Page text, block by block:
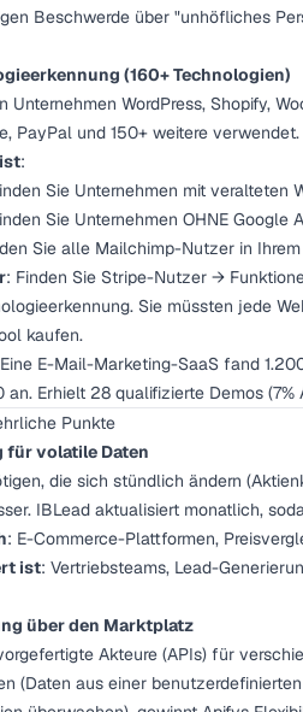
Beschwerde über "unhöfliches
(160+ Technologien)
Unternehmen WordPress, Shopify,
PayPal und 150+ weitere verwendet.
:
Sie Unternehmen mit veralteten
Sie Unternehmen OHNE
Sie alle Mailchimp-Nutzer in
: Finden Sie Stripe-Nutzer →
Sie müssten jede
kaufen.
E-Mail-Marketing-SaaS fand
an. Erhielt 28 qualifizierte Demos
Punkte
volatile Daten
die sich stündlich ändern
IBLead aktualisiert monatlich,
: E-Commerce-Plattformen,
ist: Vertriebsteams, Lead-
über den Marktplatz
Akteure (APIs) für
(Daten aus einer